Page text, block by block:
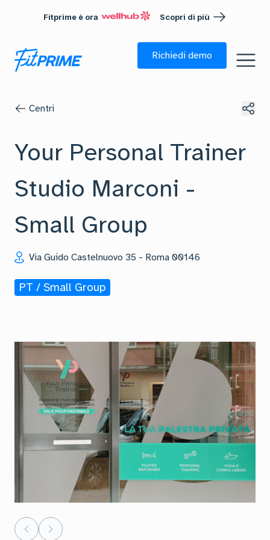
Fitprime è ora Scopri di più
Richiedi demo
Centri
Your Personal Trainer
Studio Marconi -
Small Group
Via Guido Castelnuovo 35 - Roma 00146
PT / Small Group